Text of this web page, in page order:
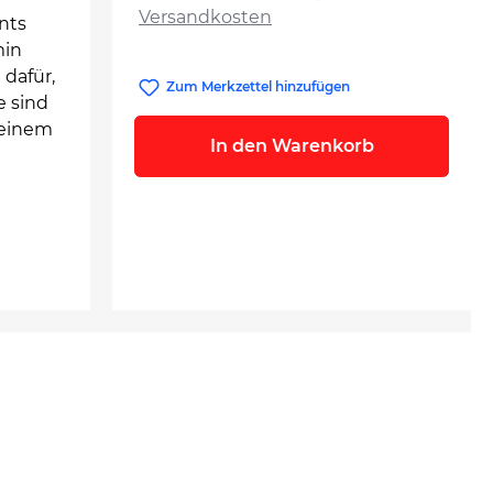
sind
Versandkosten
Zum Merkzettel hinzufügen
In den Warenkorb